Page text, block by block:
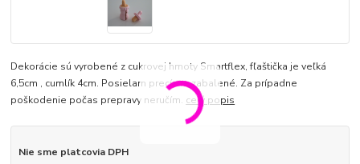
Dekorácie sú vyrobené z cukrovej hmoty Smartflex, fľaštička je veľká
6,5cm , cumlík 4cm. Posielam precízne zabalené. Za prípadne
poškodenie počas prepravy neručím. celý popis
Nie sme platcovia DPH